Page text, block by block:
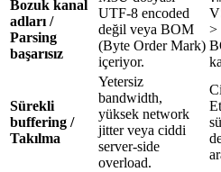
Bozuk kanal
adları /
Parsing
başarısız
UTF-8 encoded
değil veya BOM
(Byte Order Mark)
içeriyor.
>
Sürekli
buffering /
Takılma
Yetersiz
bandwidth,
yüksek network
jitter veya ciddi
server-side
overload.